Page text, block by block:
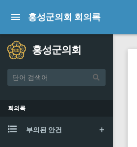
홍성군의회 회의록
홍성군의회
회의록
부의된 안건